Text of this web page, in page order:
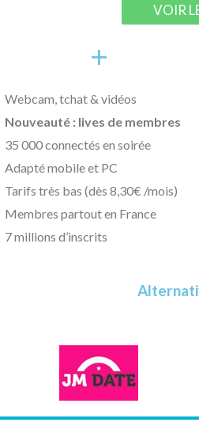
VOIR
+
Webcam, tchat & vidéos
Nouveauté : lives de membres
35 000 connectés en soirée
Adapté mobile et PC
Tarifs très bas (dès 8,30€ /mois)
Membres partout en France
7 millions d’inscrits